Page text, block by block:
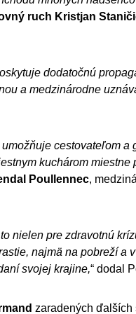
ruch Kristjan
dodatočnú
a medzinárodne
cestovateľom a
kuchárom
Poullennec,
nielen pre zdravotnú
najmä na pobreží a
svojej krajine,“ dodal
zaradených ďalších